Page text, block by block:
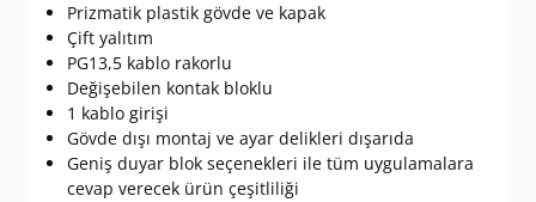
Prizmatik plastik gövde ve kapak
Çift yalıtım
PG13,5 kablo rakorlu
Değişebilen kontak bloklu
1 kablo girişi
Gövde dışı montaj ve ayar delikleri dışarıda
Geniş duyar blok seçenekleri ile tüm uygulamalara
cevap verecek ürün çeşitliliği